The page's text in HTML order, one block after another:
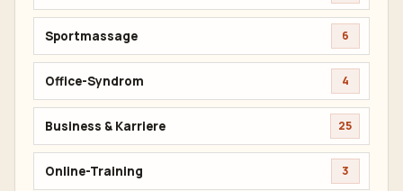
Sportmassage 6
Office-Syndrom 4
Business & Karriere 25
Online-Training 3